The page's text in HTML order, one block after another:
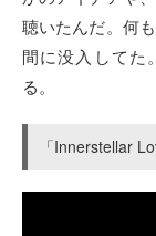
聴いたんだ。何
間に没入してた
る。
「Innerstellar